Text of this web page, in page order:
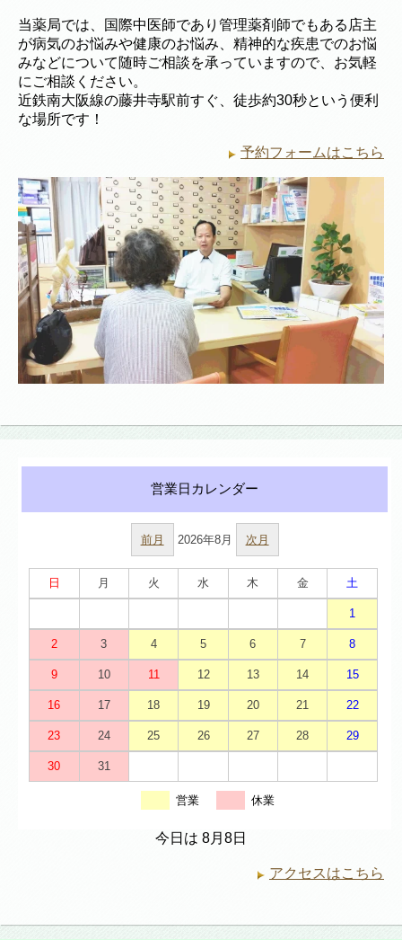
当薬局では、国際中医師であり管理薬剤師でもある店主
が病気のお悩みや健康のお悩み、精神的な疾患でのお悩
みなどについて随時ご相談を承っていますので、お気軽
にご相談ください。
近鉄南大阪線の藤井寺駅前すぐ、徒歩約30秒という便利
な場所です！
予約フォームはこちら
前月 2026年8月 次月
日 月 火 水 木 金 土
1
2 3 4 5 6 7 8
9 10 11 12 13 14 15
16 17 18 19 20 21 22
23 24 25 26 27 28 29
30 31
営業 休業
今日は 8月8日
アクセスはこちら